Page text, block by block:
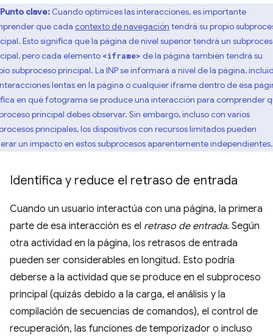
Punto clave: Cuando optimices las interacciones, es importante
que cada contexto de navegación tendrá su propio
Esto significa que la página de nivel superior tendrá un
pero cada elemento <iframe> de la página también tendrá su
subproceso principal. La INP se informará a nivel de la página,
lentas en la página o cualquier iframe dentro de esa
en qué fotograma se produce una interacción para comprender
principal debes observar. Sin embargo, incluso con varios
principales, los dispositivos con recursos limitados pueden
un impacto en estos subprocesos aparentemente independientes.
Identifica y reduce el retraso de entrada
Cuando un usuario interactúa con una página, la primera
parte de esa interacción es el retraso de entrada. Según
otra actividad en la página, los retrasos de entrada
pueden ser considerables en longitud. Esto podría
deberse a la actividad que se produce en el subproceso
principal (quizás debido a la carga, el análisis y la
compilación de secuencias de comandos), el control de
recuperación, las funciones de temporizador o incluso